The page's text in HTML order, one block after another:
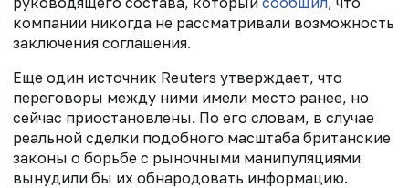
компании никогда не рассматривали возможность
заключения соглашения.
Еще один источник Reuters утверждает, что
переговоры между ними имели место ранее, но
сейчас приостановлены. По его словам, в случае
реальной сделки подобного масштаба британские
законы о борьбе с рыночными манипуляциями
вынудили бы их обнародовать информацию.